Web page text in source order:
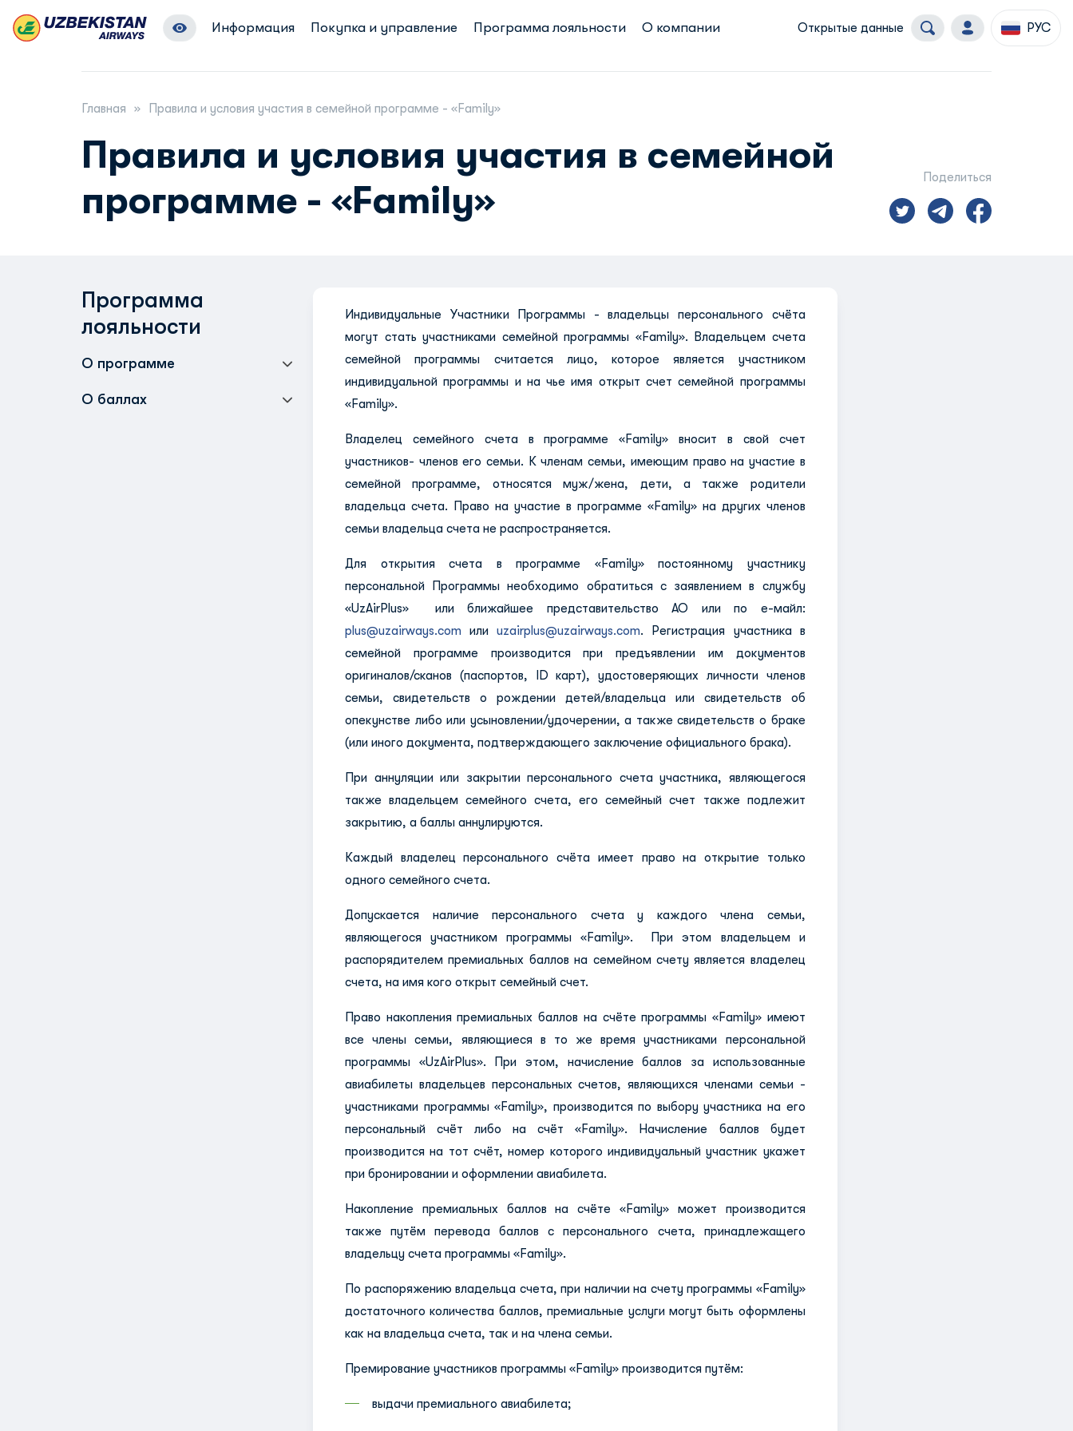
Информация Покупка и управление Программа лояльности О компании Открытые данные РУС
Главная Правила и условия участия в семейной программе - «Family»
Правила и условия участия в семейной
программе - «Family»
Поделиться
Программа
лояльности
О программе
О баллах
Индивидуальные Участники Программы - владельцы персонального счёта
могут стать участниками семейной программы «Family». Владельцем счета
семейной программы считается лицо, которое является участником
индивидуальной программы и на чье имя открыт счет семейной программы
«Family».
Владелец семейного счета в программе «Family» вносит в свой счет
участников- членов его семьи. К членам семьи, имеющим право на участие в
семейной программе, относятся муж/жена, дети, а также родители
владельца счета. Право на участие в программе «Family» на других членов
семьи владельца счета не распространяется.
Для открытия счета в программе «Family» постоянному участнику
персональной Программы необходимо обратиться с заявлением в службу
«UzAirPlus» или ближайшее представительство АО или по е-майл:
plus@uzairways.com илиuzairplus@uzairways.com. Регистрация участника в
семейной программе производится при предъявлении им документов
оригиналов/сканов (паспортов, ID карт), удостоверяющих личности членов
семьи, свидетельств о рождении детей/владельца или свидетельств об
опекунстве либо или усыновлении/удочерении, а также свидетельств о браке
(или иного документа, подтверждающего заключение официального брака).
При аннуляции или закрытии персонального счета участника, являющегося
также владельцем семейного счета, его семейный счет также подлежит
закрытию, а баллы аннулируются.
Каждый владелец персонального счёта имеет право на открытие только
одного семейного счета.
Допускается наличие персонального счета у каждого члена семьи,
являющегося участником программы «Family». При этом владельцем и
распорядителем премиальных баллов на семейном счету является владелец
счета, на имя кого открыт семейный счет.
Право накопления премиальных баллов на счёте программы «Family» имеют
все члены семьи, являющиеся в то же время участниками персональной
программы «UzAirPlus». При этом, начисление баллов за использованные
авиабилеты владельцев персональных счетов, являющихся членами семьи -
участниками программы «Family», производится по выбору участника на его
персональный счёт либо на счёт «Family». Начисление баллов будет
производится на тот счёт, номер которого индивидуальный участник укажет
при бронировании и оформлении авиабилета.
Накопление премиальных баллов на счёте «Family» может производится
также путём перевода баллов с персонального счета, принадлежащего
владельцу счета программы «Family».
По распоряжению владельца счета, при наличии на счету программы «Family»
достаточного количества баллов, премиальные услуги могут быть оформлены
как на владельца счета, так и на члена семьи.
Премирование участников программы «Family» производится путём:
выдачи премиального авиабилета;